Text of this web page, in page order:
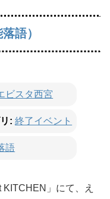
語）
ビスタ西宮
: 終了イベント
語
」にて、え